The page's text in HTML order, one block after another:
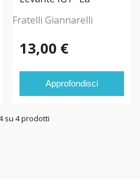
Piccarda" 0,75L
Fratelli Giannarelli
13,00 €
Approfondisci
su 4 prodotti